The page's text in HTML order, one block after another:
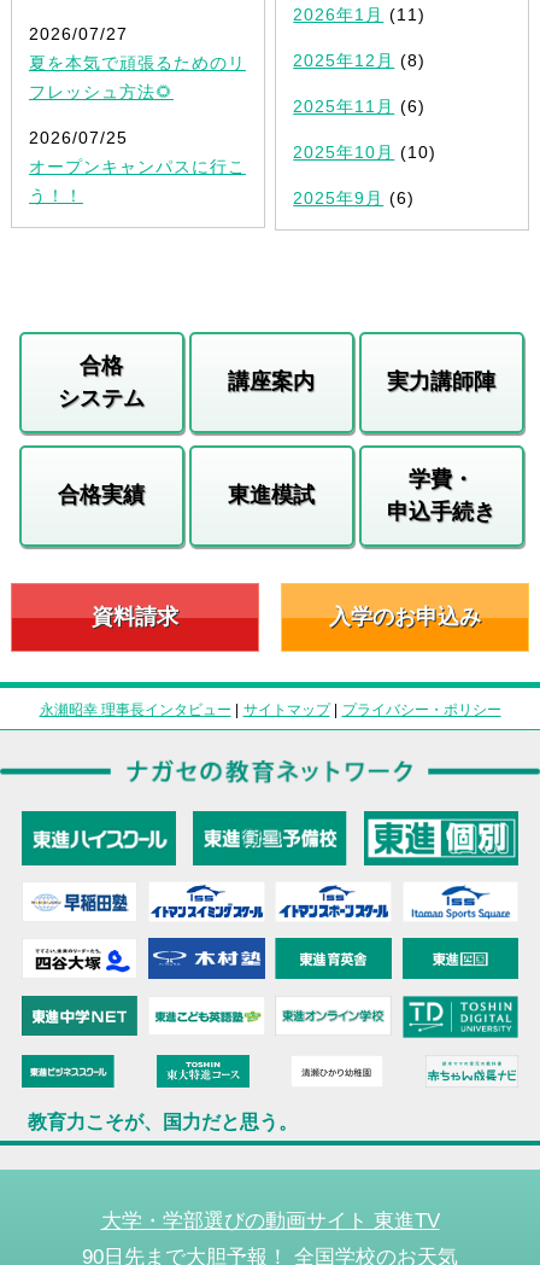
2026/07/27
夏を本気で頑張るためのリ
フレッシュ方法🌻
2026/07/25
オープンキャンパスに行こ
う！！
2026年1月 (11)
2025年12月 (8)
2025年11月 (6)
2025年10月 (10)
2025年9月 (6)
合格
システム
講座案内 実力講師陣
合格実績 東進模試
学費・
申込手続き
資料請求 入学のお申込み
永瀬昭幸 理事長インタビュー サイトマップ| プライバシー・ポリシー
教育力こそが、国力だと思う。
大学・学部選びの動画サイト 東進TV
90日先まで大胆予報！ 全国学校のお天気